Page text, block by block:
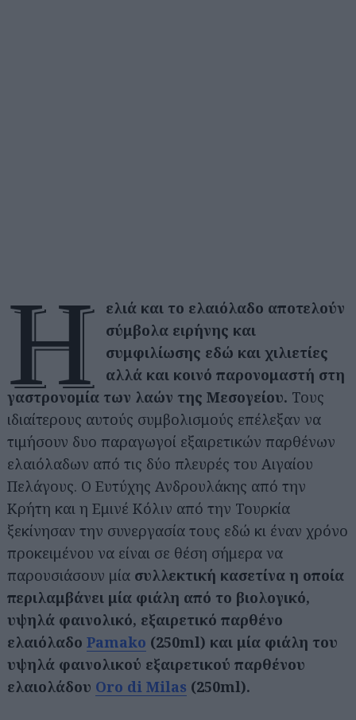
Η
ελιά και το ελαιόλαδο αποτελούν
σύμβολα ειρήνης και
συμφιλίωσης εδώ και χιλιετίες
αλλά και κοινό παρονομαστή στη
γαστρονομία των λαών της Μεσογείου. Τους
ιδιαίτερους αυτούς συμβολισμούς επέλεξαν να
τιμήσουν δυο παραγωγοί εξαιρετικών παρθένων
ελαιόλαδων από τις δύο πλευρές του Αιγαίου
Πελάγους. Ο Ευτύχης Ανδρουλάκης από την
Κρήτη και η Εμινέ Κόλιν από την Τουρκία
ξεκίνησαν την συνεργασία τους εδώ κι έναν χρόνο
προκειμένου να είναι σε θέση σήμερα να
παρουσιάσουν μία συλλεκτική κασετίνα η οποία
περιλαμβάνει μία φιάλη από το βιολογικό,
υψηλά φαινολικό, εξαιρετικό παρθένο
ελαιόλαδο Pamako (250ml) και μία φιάλη του
υψηλά φαινολικού εξαιρετικού παρθένου
ελαιολάδου Oro di Milas (250ml).